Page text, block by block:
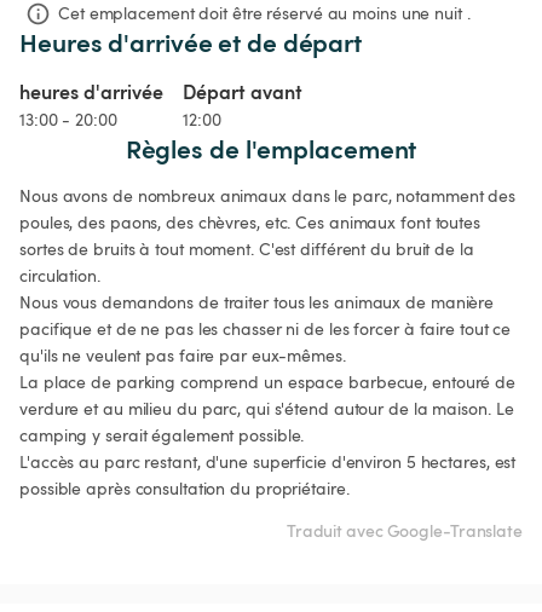
Cet emplacement doit être réservé au moins une nuit .
Heures d'arrivée et de départ
heures d'arrivée
13:00 - 20:00
Départ avant
12:00
Règles de l'emplacement
Nous avons de nombreux animaux dans le parc, notamment des
poules, des paons, des chèvres, etc. Ces animaux font toutes
sortes de bruits à tout moment. C'est différent du bruit de la
circulation.
Nous vous demandons de traiter tous les animaux de manière
pacifique et de ne pas les chasser ni de les forcer à faire tout ce
qu'ils ne veulent pas faire par eux-mêmes.
La place de parking comprend un espace barbecue, entouré de
verdure et au milieu du parc, qui s'étend autour de la maison. Le
camping y serait également possible.
L'accès au parc restant, d'une superficie d'environ 5 hectares, est
possible après consultation du propriétaire.
Traduit avec Google-Translate